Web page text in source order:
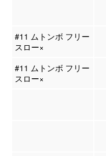
#11 ムトンボ フリー
スロー×
#11 ムトンボ フリー
スロー×